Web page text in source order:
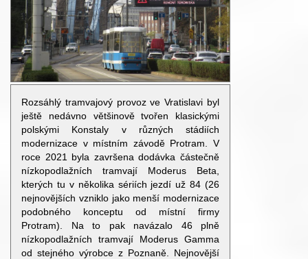
Rozsáhlý tramvajový provoz ve Vratislavi byl
ještě nedávno většinově tvořen klasickými
polskými Konstaly v různých stádiích
modernizace v místním závodě Protram. V
roce 2021 byla završena dodávka částečně
nízkopodlažních tramvají Moderus Beta,
kterých tu v několika sériích jezdí už 84 (26
nejnovějších vzniklo jako menší modernizace
podobného konceptu od místní firmy
Protram). Na to pak navázalo 46 plně
nízkopodlažních tramvají Moderus Gamma
od stejného výrobce z Poznaně. Nejnovější